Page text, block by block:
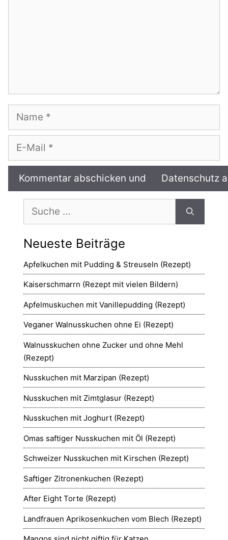
Name
E-
Mail
nach:
Neueste Beiträge
Apfelkuchen mit Pudding & Streuseln (Rezept)
Kaiserschmarrn (Rezept mit vielen Bildern)
Apfelmuskuchen mit Vanillepudding (Rezept)
Veganer Walnusskuchen ohne Ei (Rezept)
Walnusskuchen ohne Zucker und ohne Mehl
(Rezept)
Nusskuchen mit Marzipan (Rezept)
Nusskuchen mit Zimtglasur (Rezept)
Nusskuchen mit Joghurt (Rezept)
Omas saftiger Nusskuchen mit Öl (Rezept)
Schweizer Nusskuchen mit Kirschen (Rezept)
Saftiger Zitronenkuchen (Rezept)
After Eight Torte (Rezept)
Landfrauen Aprikosenkuchen vom Blech (Rezept)